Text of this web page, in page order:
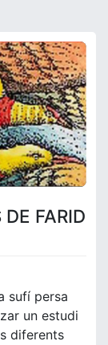
DE FARID
sufí persa
un estudi
diferents